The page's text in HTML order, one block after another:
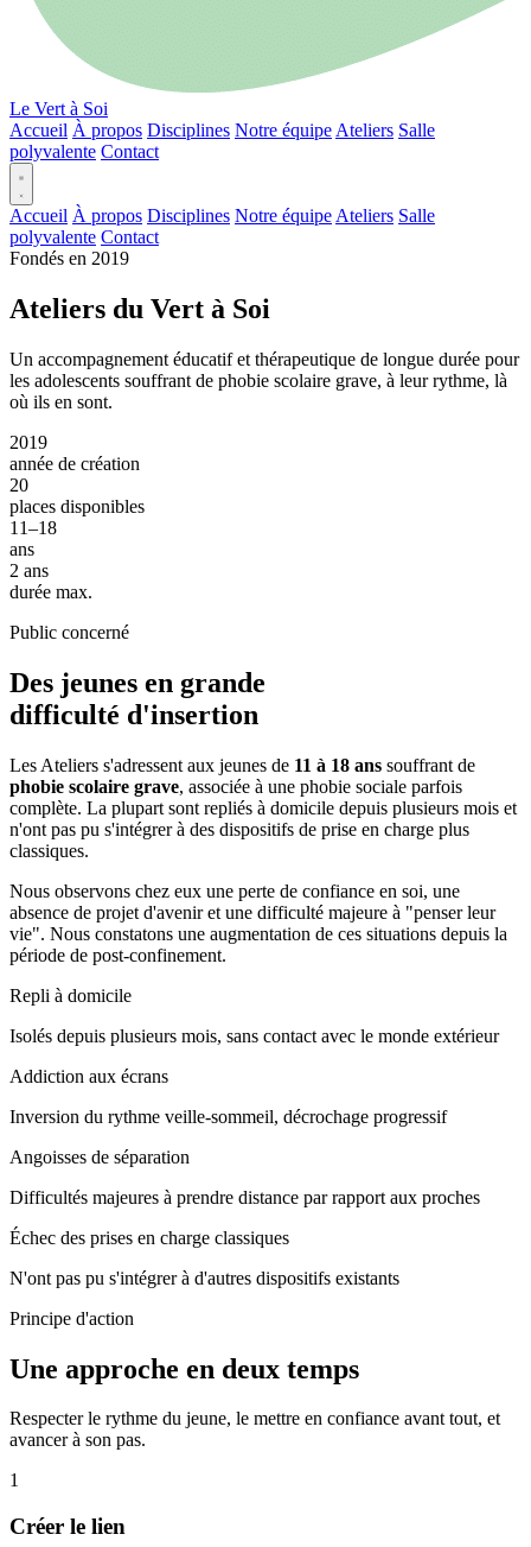
Le Vert à Soi
Accueil À propos Disciplines Notre équipe Ateliers Salle
polyvalente Contact
Accueil À propos Disciplines Notre équipe Ateliers Salle
polyvalente Contact
Fondés en 2019
Ateliers du Vert à Soi
Un accompagnement éducatif et thérapeutique de longue durée pour
les adolescents souffrant de phobie scolaire grave, à leur rythme, là
où ils en sont.
2019
année de création
20
places disponibles
11–18
ans
2 ans
durée max.
Public concerné
Des jeunes en grande
difficulté d'insertion
Les Ateliers s'adressent aux jeunes de 11 à 18 ans souffrant de
phobie scolaire grave, associée à une phobie sociale parfois
complète. La plupart sont repliés à domicile depuis plusieurs mois et
n'ont pas pu s'intégrer à des dispositifs de prise en charge plus
classiques.
Nous observons chez eux une perte de confiance en soi, une
absence de projet d'avenir et une difficulté majeure à "penser leur
vie". Nous constatons une augmentation de ces situations depuis la
période de post-confinement.
Repli à domicile
Isolés depuis plusieurs mois, sans contact avec le monde extérieur
Addiction aux écrans
Inversion du rythme veille-sommeil, décrochage progressif
Angoisses de séparation
Difficultés majeures à prendre distance par rapport aux proches
Échec des prises en charge classiques
N'ont pas pu s'intégrer à d'autres dispositifs existants
Principe d'action
Une approche en deux temps
Respecter le rythme du jeune, le mettre en confiance avant tout, et
avancer à son pas.
1
Créer le lien